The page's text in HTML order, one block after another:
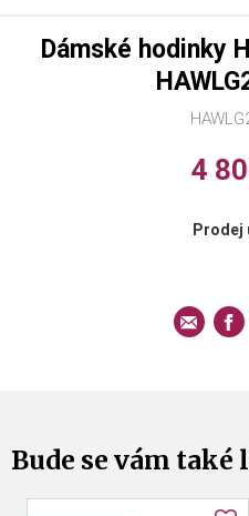
Dámské hodinky
4
Prodej
Bude se vám také